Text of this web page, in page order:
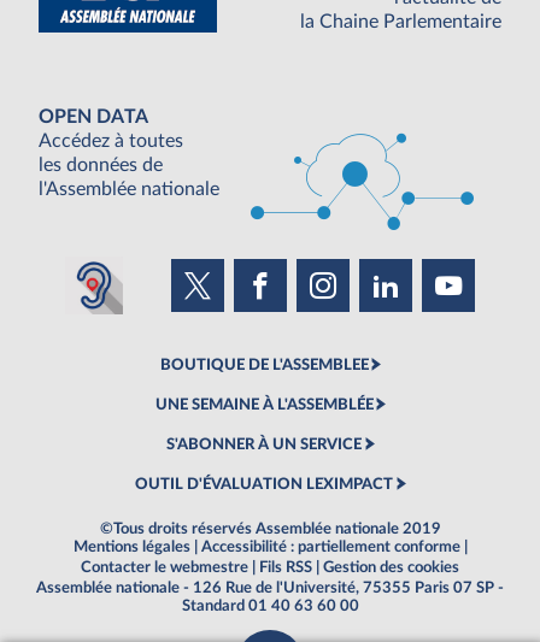
la Chaine Parlementaire
OPEN DATA
Accédez à toutes
les données de
l'Assemblée nationale
BOUTIQUE DE L'ASSEMBLEE
UNE SEMAINE À L'ASSEMBLÉE
S'ABONNER À UN SERVICE
OUTIL D'ÉVALUATION LEXIMPACT
©Tous droits réservés Assemblée nationale 2019
Mentions légales
Accessibilité : partiellement conforme
Contacter le webmestre
Fils RSS
Gestion des cookies
Assemblée nationale - 126 Rue de l'Université, 75355 Paris 07 SP -
Standard 01 40 63 60 00